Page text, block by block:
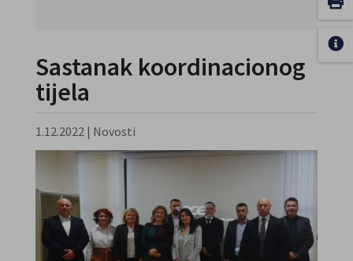
Sastanak koordinacionog
tijela
1.12.2022 | Novosti